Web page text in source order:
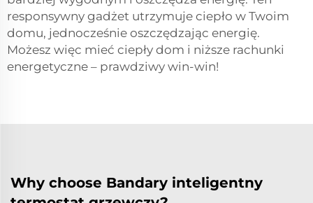
responsywny gadżet utrzymuje ciepło w Twoim
domu, jednocześnie oszczędzając energię.
Możesz więc mieć ciepły dom i niższe rachunki
energetyczne – prawdziwy win-win!
Why choose Bandary inteligentny